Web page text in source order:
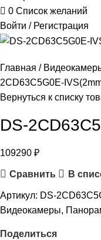
0 Список желаний
Войти / Регистрация
Главная
2CD63C5G0E-
Вернуться к списку
DS-
109290 ₽
Сравнить В
Артикул: DS-
Видеокамеры,
Поделиться